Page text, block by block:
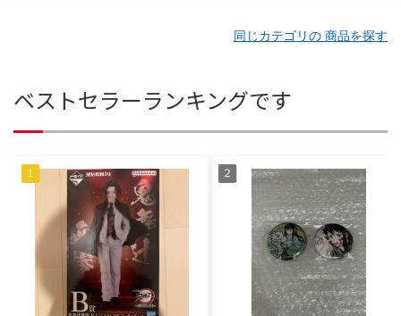
同じカテゴリの 商品を探す
ベストセラーランキングです